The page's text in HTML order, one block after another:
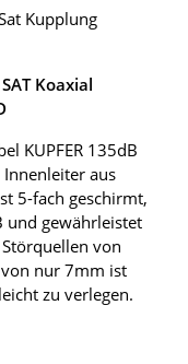
Kupplung
Koaxial
KUPFER 135dB
aus
5-fach geschirmt,
und gewährleistet
von
nur 7mm ist
zu verlegen.